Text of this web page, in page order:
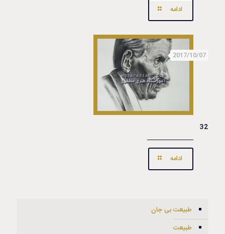
ادامه
2017/10/07
32
ادامه
طبیعت بی جان
طبیعت